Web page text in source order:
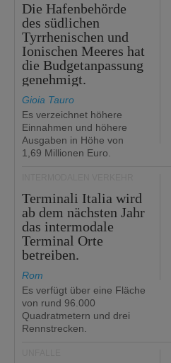
Die Hafenbehörde
des südlichen
Tyrrhenischen und
Ionischen Meeres hat
die Budgetanpassung
genehmigt.
Gioia Tauro
Es verzeichnet höhere
Einnahmen und höhere
Ausgaben in Höhe von
1,69 Millionen Euro.
Terminali Italia wird
ab dem nächsten Jahr
das intermodale
Terminal Orte
betreiben.
Rom
Es verfügt über eine Fläche
von rund 96.000
Quadratmetern und drei
Rennstrecken.